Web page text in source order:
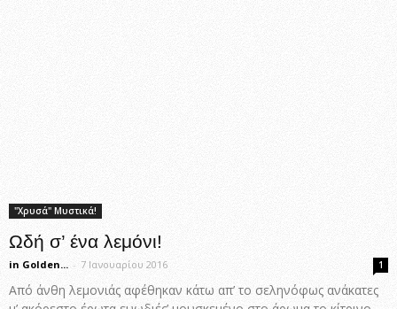
"Χρυσά" Μυστικά!
Ωδή σ’ ένα λεμόνι!
in Golden... - 7 Ιανουαρίου 2016 1
Από άνθη λεμονιάς αφέθηκαν κάτω απ’ το σεληνόφως ανάκατες